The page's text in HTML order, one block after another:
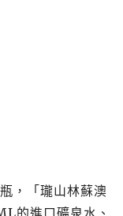
，「瓏山林蘇澳
的進口礦泉水、